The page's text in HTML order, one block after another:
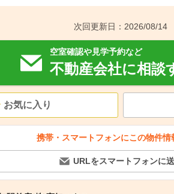
次回更新日：2026/08/14
空室確認や見学予約など
不動産会社に相談
お気に入り
携帯・スマートフォンにこの物件情
URLをスマートフォンに